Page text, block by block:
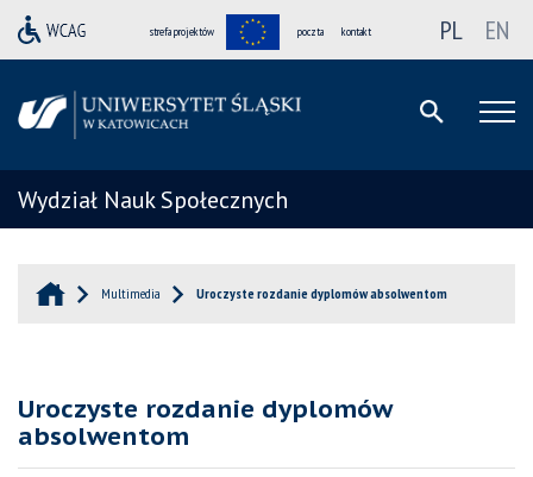
strefa projektów poczta kontakt PL EN
Wydział Nauk Społecznych
Multimedia Uroczyste rozdanie dyplomów absolwentom
Uroczyste rozdanie dyplomów
absolwentom